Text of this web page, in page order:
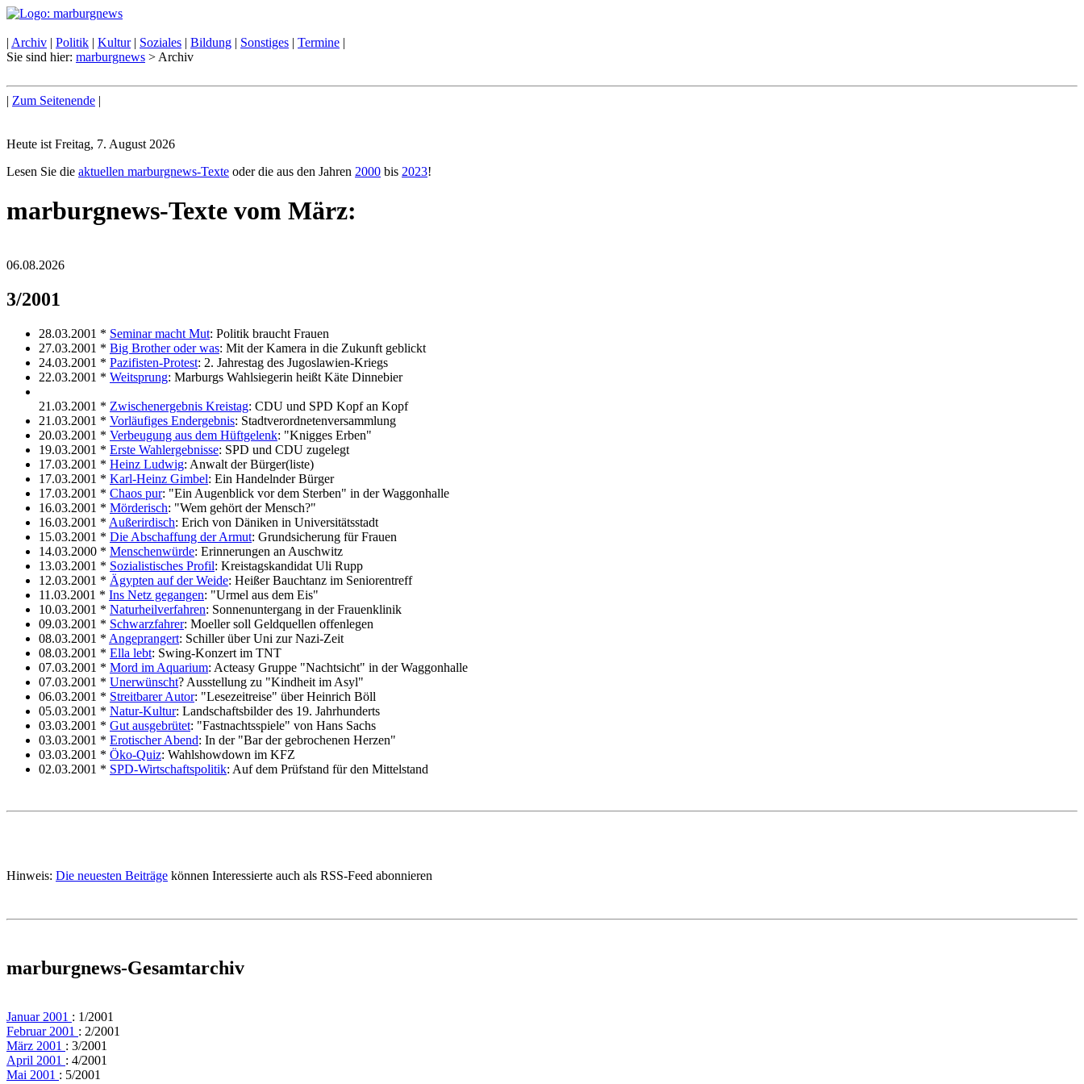
| Archiv | Politik | Kultur| Soziales | Bildung | Sonstiges | Termine |
Sie sind hier: marburgnews > Archiv
| Zum Seitenende |
Heute ist Freitag, 7. August 2026
Lesen Sie die aktuellen marburgnews-Texte oder die aus den Jahren 2000 bis 2023!
marburgnews-Texte vom März:
06.08.2026
3/2001
28.03.2001 * Seminar macht Mut: Politik braucht Frauen
27.03.2001 * Big Brother oder was: Mit der Kamera in die Zukunft geblickt
24.03.2001 * Pazifisten-Protest: 2. Jahrestag des Jugoslawien-Kriegs
22.03.2001 * Weitsprung: Marburgs Wahlsiegerin heißt Käte Dinnebier
21.03.2001 * Zwischenergebnis Kreistag: CDU und SPD Kopf an Kopf
21.03.2001 * Vorläufiges Endergebnis: Stadtverordnetenversammlung
20.03.2001 * Verbeugung aus dem Hüftgelenk: "Knigges Erben"
19.03.2001 * Erste Wahlergebnisse: SPD und CDU zugelegt
17.03.2001 * Heinz Ludwig: Anwalt der Bürger(liste)
17.03.2001 * Karl-Heinz Gimbel: Ein Handelnder Bürger
17.03.2001 * Chaos pur: "Ein Augenblick vor dem Sterben" in der Waggonhalle
16.03.2001 * Mörderisch: "Wem gehört der Mensch?"
16.03.2001 * Außerirdisch: Erich von Däniken in Universitätsstadt
15.03.2001 * Die Abschaffung der Armut: Grundsicherung für Frauen
14.03.2000 * Menschenwürde: Erinnerungen an Auschwitz
13.03.2001 * Sozialistisches Profil: Kreistagskandidat Uli Rupp
12.03.2001 * Ägypten auf der Weide: Heißer Bauchtanz im Seniorentreff
11.03.2001 * Ins Netz gegangen: "Urmel aus dem Eis"
10.03.2001 * Naturheilverfahren: Sonnenuntergang in der Frauenklinik
09.03.2001 * Schwarzfahrer: Moeller soll Geldquellen offenlegen
08.03.2001 * Angeprangert: Schiller über Uni zur Nazi-Zeit
08.03.2001 * Ella lebt: Swing-Konzert im TNT
07.03.2001 * Mord im Aquarium: Acteasy Gruppe "Nachtsicht" in der Waggonhalle
07.03.2001 * Unerwünscht? Ausstellung zu "Kindheit im Asyl"
06.03.2001 * Streitbarer Autor: "Lesezeitreise" über Heinrich Böll
05.03.2001 * Natur-Kultur: Landschaftsbilder des 19. Jahrhunderts
03.03.2001 * Gut ausgebrütet: "Fastnachtsspiele" von Hans Sachs
03.03.2001 * Erotischer Abend: In der "Bar der gebrochenen Herzen"
03.03.2001 * Öko-Quiz: Wahlshowdown im KFZ
02.03.2001 * SPD-Wirtschaftspolitik: Auf dem Prüfstand für den Mittelstand
Hinweis: Die neuesten Beiträge können Interessierte auch als RSS-Feed abonnieren
marburgnews-Gesamtarchiv
Januar 2001 : 1/2001
Februar 2001 : 2/2001
März 2001 : 3/2001
April 2001 : 4/2001
Mai 2001 : 5/2001